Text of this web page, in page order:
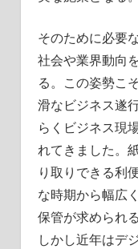
そのために必要
社会や業界動向
る。この姿勢こ
滑なビジネス遂
らくビジネス現
れてきました。
り取りできる利
な時期から幅広
保管が求められ
しかし近年はデ